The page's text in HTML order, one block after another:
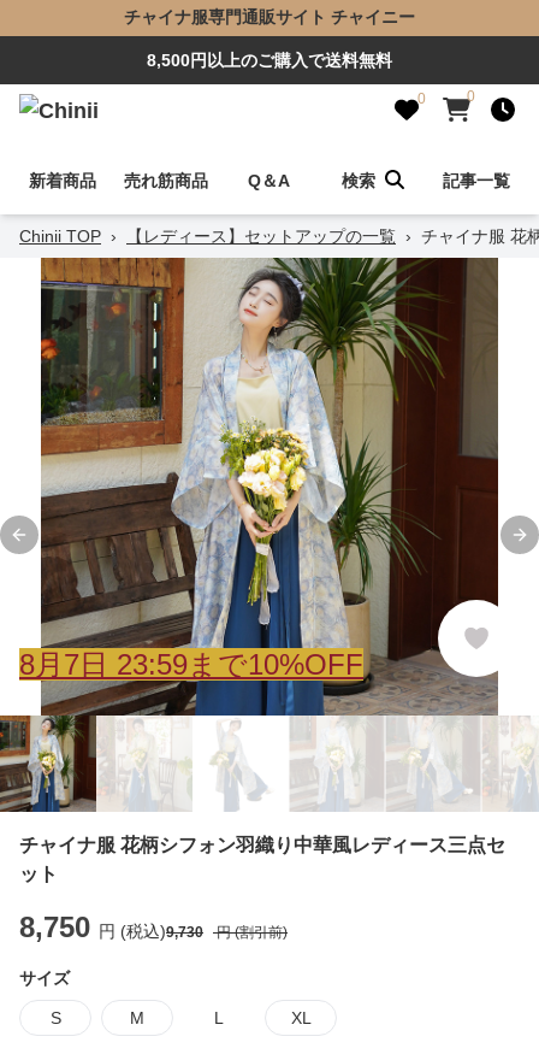
チャイナ服専門通販サイト チャイニー
8,500円以上のご購入で送料無料
0 0
新着商品 売れ筋商品 Q＆A 検索 記事一覧
Chinii TOP › 【レディース】セットアップの一覧 › チャイナ服 花
Previous slide
8月 7 日 23:59まで10%OFF
チャイナ服 花柄シフォン羽織り中華風レディース三点セ
ット
8,750 円 (税込)9,730 円 (割引前)
サイズ
S M L XL